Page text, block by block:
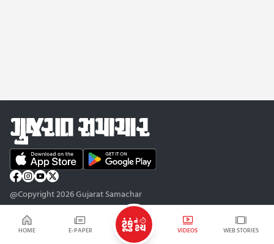
HOME E-PAPER VIDEOS WEB STORIES
@Copyright 2026 Gujarat Samachar